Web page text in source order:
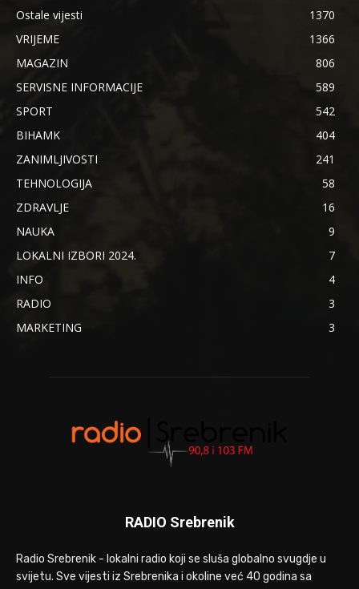
Ostale vijesti
1370
VRIJEME
1366
MAGAZIN
806
SERVISNE INFORMACIJE
589
SPORT
542
BIHAMK
404
ZANIMLJIVOSTI
241
TEHNOLOGIJA
58
ZDRAVLJE
16
NAUKA
9
LOKALNI IZBORI 2024.
7
INFO
4
RADIO
3
MARKETING
3
RADIO Srebrenik
Radio Srebrenik - lokalni radio koji se sluša globalno svugdje u
svijetu. Sve vijesti iz Srebrenika i okoline već 40 godina sa